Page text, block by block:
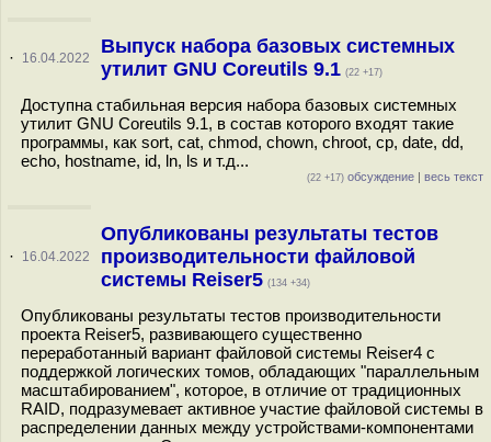
· 16.04.2022
Выпуск набора базовых системных
утилит GNU Coreutils 9.1 (22 +17)
Доступна стабильная версия набора базовых системных
утилит GNU Coreutils 9.1, в состав которого входят такие
программы, как sort, cat, chmod, chown, chroot, cp, date, dd,
echo, hostname, id, ln, ls и т.д...
(22 +17) обсуждение | весь текст
· 16.04.2022
Опубликованы результаты тестов
производительности файловой
системы Reiser5 (134 +34)
Опубликованы результаты тестов производительности
проекта Reiser5, развивающего существенно
переработанный вариант файловой системы Reiser4 с
поддержкой логических томов, обладающих "параллельным
масштабированием", которое, в отличие от традиционных
RAID, подразумевает активное участие файловой системы в
распределении данных между устройствами-компонентами